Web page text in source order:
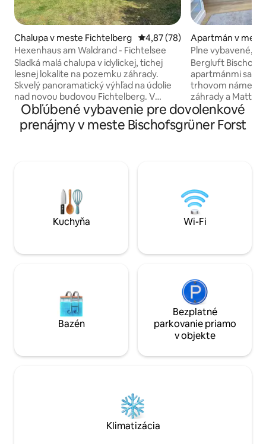
Chalupa v meste Fichtelberg Priemerné ohodnotenie 4,87
4,87 (78)
Hexenhaus am Waldrand - Fichtelsee
Sladká malá chalupa v idylickej, tichej
lesnej lokalite na pozemku záhrady.
Skvelý panoramatický výhľad na údolie
nad novou budovou Fichtelberg. V
bezprostrednej blízkosti Fichtelsee a
Naabquelle je ideálnym východiskovým
bodom na turistiku a jazdu na horských
prípade snehu nie je prístup priamo do
domu zaručený, v závislosti od stavu
cesty, musí byť zaparkovaný 500 m od
Apartmán v
ün
Plne vybavené,
Bergluft Bischofsgrün:
apartmánmi sa
trhovom
záhrady a
reštaurácií,
bánk a pošty.
vzdialená asi 400
ako aj QLED
Disney Channel k
Obľúbené vybavenie pre dovolenkové
prenájmy v meste Bischofsgrüner Forst
Kuchyňa Wi-Fi
Bazén
Bezplatné
parkovanie priamo
v objekte
Klimatizácia